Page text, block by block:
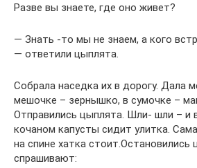
Разве вы знаете, где оно живет?
— Знать -то мы не знаем, а кого
— ответили цыплята.
Собрала наседка их в дорогу. Дала
мешочке – зернышко, в сумочке –
Отправились цыплята. Шли- шли – и
кочаном капусты сидит улитка.
на спине хатка стоит.Остановились
спрашивают: